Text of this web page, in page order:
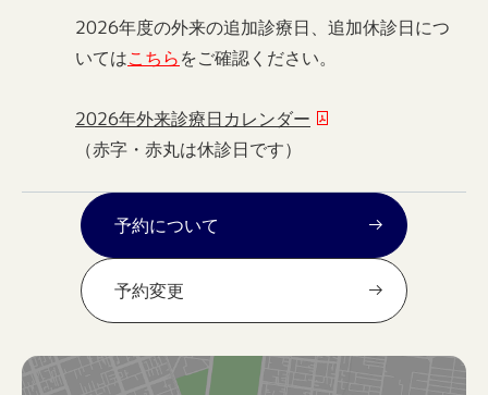
2026年度の外来の追加診療日、追加休診日につ
いてはこちらをご確認ください。
2026年外来診療日カレンダー
（赤字・赤丸は休診日です）
予約について
予約変更